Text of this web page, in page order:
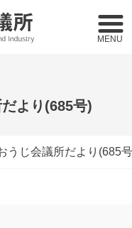
MENU
より(685号)
うじ会議所だより(685